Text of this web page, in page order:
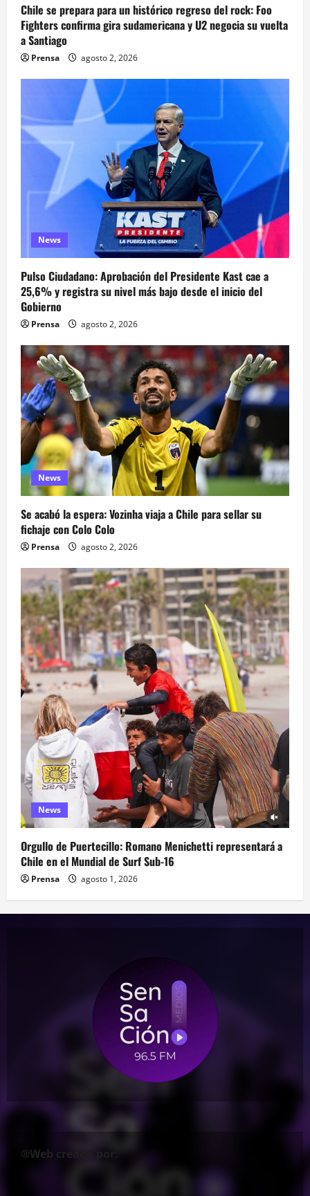
Chile se prepara para un histórico regreso del rock: Foo
Fighters confirma gira sudamericana y U2 negocia su vuelta
a Santiago
Prensa agosto 2, 2026
News
Pulso Ciudadano: Aprobación del Presidente Kast cae a
25,6% y registra su nivel más bajo desde el inicio del
Gobierno
Prensa agosto 2, 2026
News
Se acabó la espera: Vozinha viaja a Chile para sellar su
fichaje con Colo Colo
Prensa agosto 2, 2026
News
Orgullo de Puertecillo: Romano Menichetti representará a
Chile en el Mundial de Surf Sub-16
Prensa agosto 1, 2026
®Web creada por: